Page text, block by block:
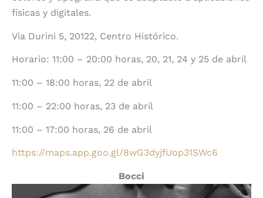
físicas y digitales.
Via Durini 5, 20122, Centro Histórico.
Horario: 11:00 – 20:00 horas, 20, 21, 24 y 25 de abril
11:00 – 18:00 horas, 22 de abril
11:00 – 22:00 horas, 23 de abril
11:00 – 17:00 horas, 26 de abril
https://maps.app.goo.gl/8wG3dyjfUop31SWc6
Bocci